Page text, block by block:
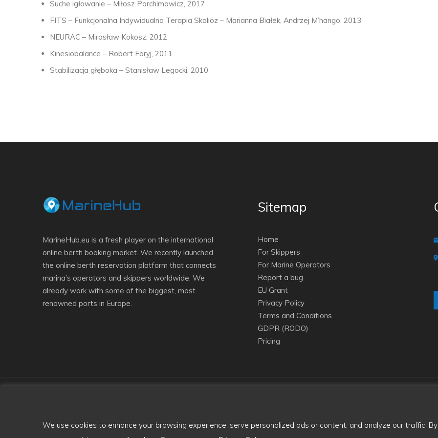
Suche igłowanie – Miłosz Parchimowicz, 2017
FITS – Funkcjonalna Indywidualna Terapia Skolioz – Marianna Białek, Andrzej M’hango, 2013
NEURAC – Mirosław Kokosz, 2012
Kinesiobalance – Robert Faryj, 2011
Stabilizacja głęboka – Stanisław Legocki, 2010
MarineHub.eu is a fresh player on the international
online berth booking market. We recently launched
the online berth reservation platform that connects
marina’s operators and skippers worldwide. We
already work with some of the biggest, most
renowned ports in Europe.
Sitemap
Home
For Skippers
For Marine Operators
Report a bug
EU Grant
Privacy Policy
Terms and Conditions
GDPR (RODO)
Pricing
We use cookies to enhance your browsing experience, serve personalized ads or content, and analyze our traffic.